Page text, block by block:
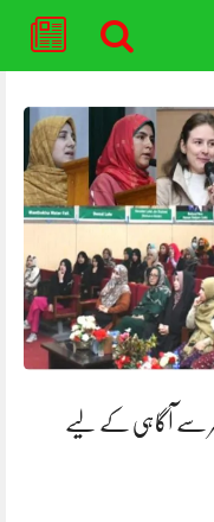
سے آگاہی کے لیے